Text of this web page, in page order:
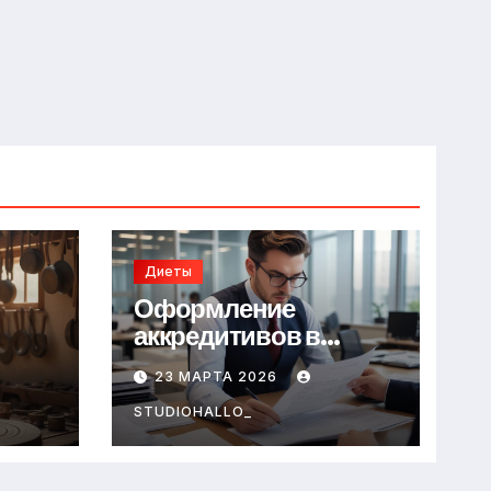
Диеты
Оформление
аккредитивов в
международной
торговле
23 МАРТА 2026
STUDIOHALLO_